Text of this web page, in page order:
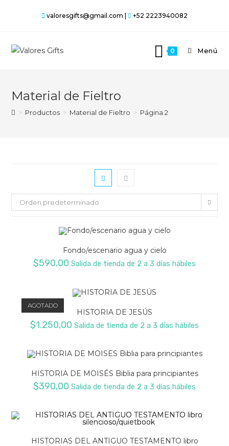
valoresgifts@gmail.com | +52 2223940082
0 Menú
Material de Fieltro
> Productos > Material de Fieltro > Página 2
Orden predeterminado
Fondo/escenario agua y cielo
$590,00 Salida de tienda de 2 a 3 días hábiles
AGOTADO
HISTORIA DE JESÚS
$1.250,00 Salida de tienda de 2 a 3 días hábiles
HISTORIA DE MOISÉS Biblia para principiantes
$390,00 Salida de tienda de 2 a 3 días hábiles
HISTORIAS DEL ANTIGUO TESTAMENTO libro